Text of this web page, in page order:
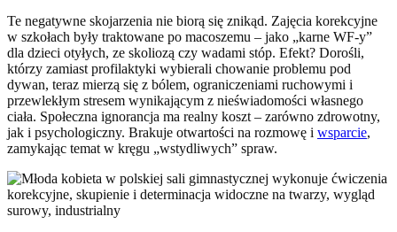
Te negatywne skojarzenia nie biorą się znikąd. Zajęcia korekcyjne
w szkołach były traktowane po macoszemu – jako „karne WF-y”
dla dzieci otyłych, ze skoliozą czy wadami stóp. Efekt? Dorośli,
którzy zamiast profilaktyki wybierali chowanie problemu pod
dywan, teraz mierzą się z bólem, ograniczeniami ruchowymi i
przewlekłym stresem wynikającym z nieświadomości własnego
ciała. Społeczna ignorancja ma realny koszt – zarówno zdrowotny,
jak i psychologiczny. Brakuje otwartości na rozmowę i wsparcie,
zamykając temat w kręgu „wstydliwych” spraw.